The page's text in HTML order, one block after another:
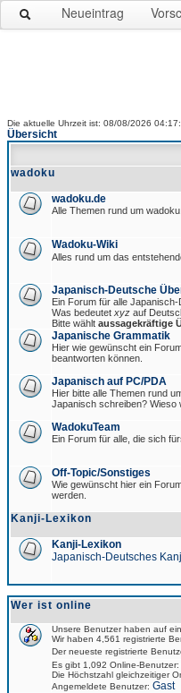
Neueintrag
Die aktuelle Uhrzeit ist: 08/08/2026
Übersicht
wadoku
wadoku.de
Alle Themen rund um
Wadoku-Wiki
Alles rund um das
Japanisch-Deutsche
Ein Forum für alle
Was bedeutet xyz auf
Bitte wählt aussagekräftige
Japanische Grammatik
Hier wie gewünscht ein
beantworten können.
Japanisch auf PC/PDA
Hier bitte alle Themen rund
Japanisch schreiben? Wieso
WadokuTeam
Ein Forum für alle, die sich
Off-Topic/Sonstiges
Wie gewünscht hier ein
werden.
Kanji-Lexikon
Kanji-Lexikon
Japanisch-Deutsches
Wer ist online
Unsere Benutzer haben auf
Wir haben 4,561 registrierte
Der neueste registrierte
Es gibt 1,092 Online-
Die Höchstzahl gleichzeitiger
Angemeldete Benutzer: Gast